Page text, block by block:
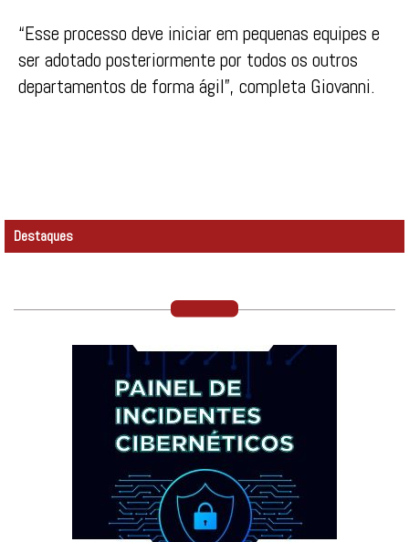
“Esse processo deve iniciar em pequenas equipes e
ser adotado posteriormente por todos os outros
departamentos de forma ágil”, completa Giovanni.
Destaques